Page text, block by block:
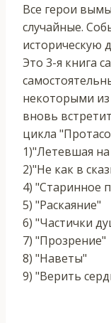
Все герои
случайные.
историческую
Это 3-я книга
некоторыми
вновь
цикла
1)"Летевшая на
2)"Не как в
4) "Старинное
5) "Раскаяние"
6) "Частички
7) "Прозрение"
8) "Наветы"
9) "Верить